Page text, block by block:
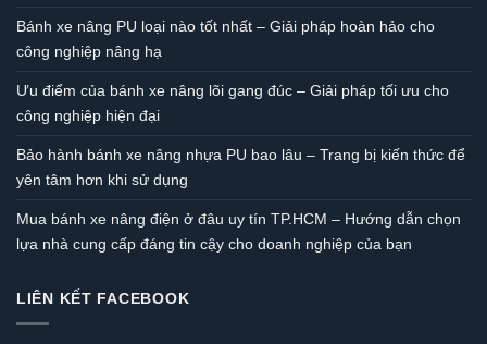
Bánh xe nâng PU loại nào tốt nhất – Giải pháp hoàn hảo cho
công nghiệp nâng hạ
Ưu điểm của bánh xe nâng lõi gang đúc – Giải pháp tối ưu cho
công nghiệp hiện đại
Bảo hành bánh xe nâng nhựa PU bao lâu – Trang bị kiến thức để
yên tâm hơn khi sử dụng
Mua bánh xe nâng điện ở đâu uy tín TP.HCM – Hướng dẫn chọn
lựa nhà cung cấp đáng tin cậy cho doanh nghiệp của bạn
LIÊN KẾT FACEBOOK